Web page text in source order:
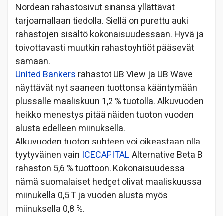
Nordean rahastosivut sinänsä yllättävät
tarjoamallaan tiedolla. Siellä on purettu auki
rahastojen sisältö kokonaisuudessaan. Hyvä ja
toivottavasti muutkin rahastoyhtiöt pääsevät
samaan.
United Bankers rahastot UB View ja UB Wave
näyttävät nyt saaneen tuottonsa kääntymään
plussalle maaliskuun 1,2 % tuotolla. Alkuvuoden
heikko menestys pitää näiden tuoton vuoden
alusta edelleen miinuksella.
Alkuvuoden tuoton suhteen voi oikeastaan olla
tyytyväinen vain ICECAPITALAlternative Beta B
rahaston 5,6 % tuottoon. Kokonaisuudessa
nämä suomalaiset hedget olivat maaliskuussa
miinukella 0,5 T ja vuoden alusta myös
miinuksella 0,8 %.